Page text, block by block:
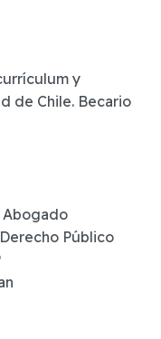
y
de Chile. Becario
Abogado
Público